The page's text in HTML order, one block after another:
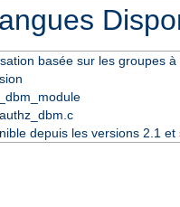
basée sur les groupes
depuis les versions 2.1